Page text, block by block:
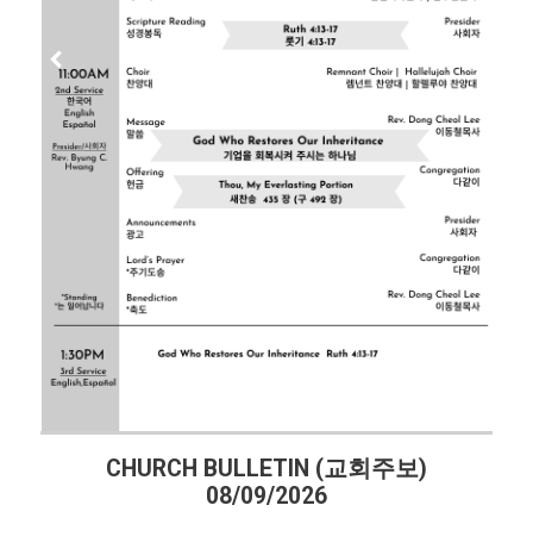
CHURCH BULLETIN (교회주보)
08/09/2026